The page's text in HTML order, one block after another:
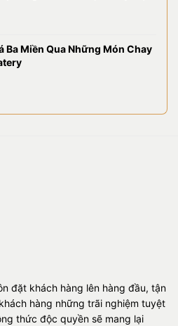
Ba Miền Qua Những Món Chay
đặt khách hàng lên hàng đầu, tận
hàng những trãi nghiệm tuyệt
thức độc quyền sẽ mang lại